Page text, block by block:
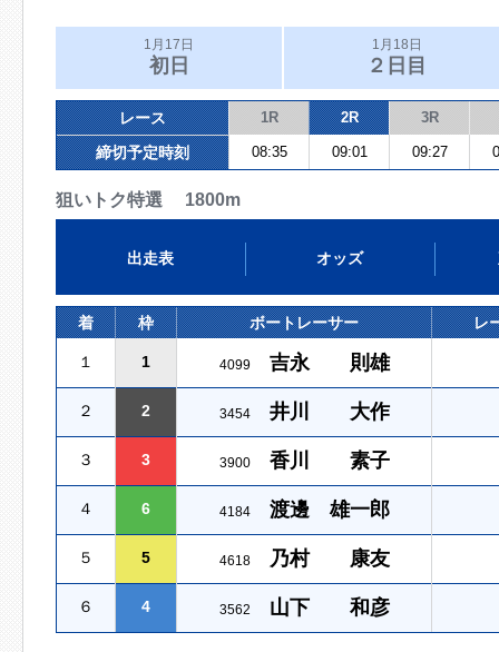
1月17日
初日
1月18日
２日目
レース 1R 2R 3R
締切予定時刻 08:35 09:01 09:27
狙いトク特選 1800m
出走表 オッズ
着 枠 ボートレーサー レ
１ 1 4099 吉永 則雄
２ 2 3454 井川 大作
３ 3 3900 香川 素子
４ 6 4184 渡邊 雄一郎
５ 5 4618 乃村 康友
６ 4 3562 山下 和彦